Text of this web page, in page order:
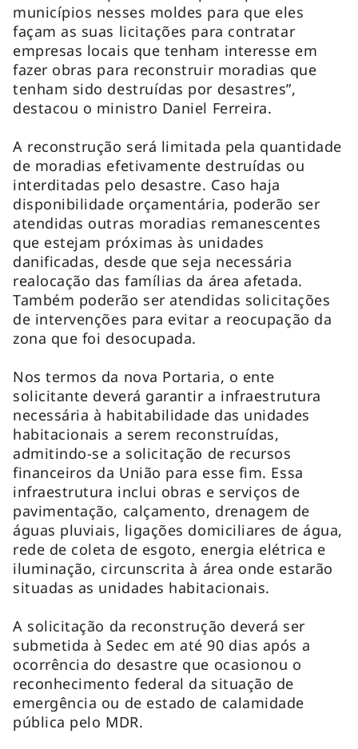
municípios nesses moldes para que eles
façam as suas licitações para contratar
empresas locais que tenham interesse em
fazer obras para reconstruir moradias que
tenham sido destruídas por desastres”,
destacou o ministro Daniel Ferreira.
A reconstrução será limitada pela quantidade
de moradias efetivamente destruídas ou
interditadas pelo desastre. Caso haja
disponibilidade orçamentária, poderão ser
atendidas outras moradias remanescentes
que estejam próximas às unidades
danificadas, desde que seja necessária
realocação das famílias da área afetada.
Também poderão ser atendidas solicitações
de intervenções para evitar a reocupação da
zona que foi desocupada.
Nos termos da nova Portaria, o ente
solicitante deverá garantir a infraestrutura
necessária à habitabilidade das unidades
habitacionais a serem reconstruídas,
admitindo-se a solicitação de recursos
financeiros da União para esse fim. Essa
infraestrutura inclui obras e serviços de
pavimentação, calçamento, drenagem de
águas pluviais, ligações domiciliares de água,
rede de coleta de esgoto, energia elétrica e
iluminação, circunscrita à área onde estarão
situadas as unidades habitacionais.
A solicitação da reconstrução deverá ser
submetida à Sedec em até 90 dias após a
ocorrência do desastre que ocasionou o
reconhecimento federal da situação de
emergência ou de estado de calamidade
pública pelo MDR.